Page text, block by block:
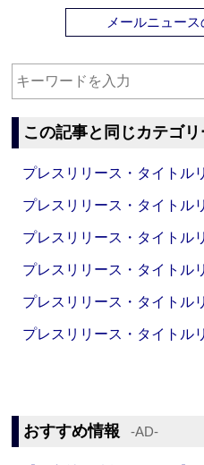
メールニュース
この記事と同じカテゴ
プレスリリース・タイト
プレスリリース・タイト
プレスリリース・タイト
プレスリリース・タイト
プレスリリース・タイト
プレスリリース・タイト
おすすめ情報 ‐AD‐